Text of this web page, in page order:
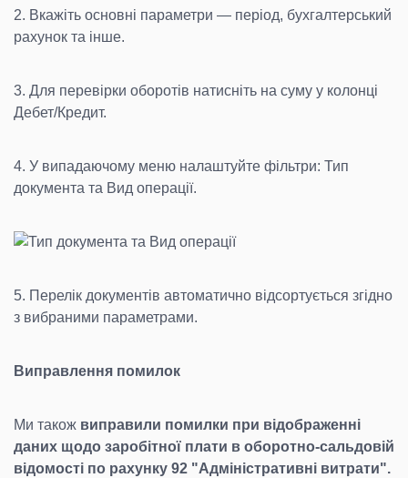
2. Вкажіть основні параметри — період, бухгалтерський
рахунок та інше.
3. Для перевірки оборотів натисніть на суму у колонці
Дебет/Кредит.
4. У випадаючому меню налаштуйте фільтри: Тип
документа та Вид операції.
5. Перелік документів автоматично відсортується згідно
з вибраними параметрами.
Виправлення помилок
Ми також виправили помилки при відображенні
даних щодо заробітної плати в оборотно-сальдовій
відомості по рахунку 92 "Адміністративні витрати".